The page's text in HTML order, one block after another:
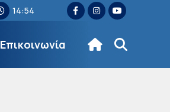
14:54
Επικοινωνία